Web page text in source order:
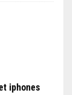
iphones